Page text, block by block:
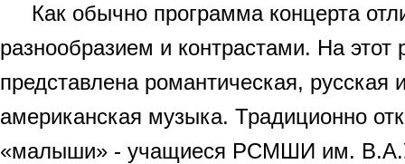
Как обычно программа концерта
разнообразием и контрастами. На этот
представлена романтическая, русская
американская музыка. Традиционно
«малыши» - учащиеся РСМШИ им.